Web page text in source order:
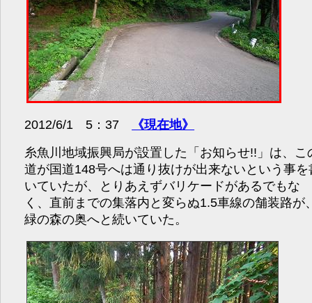
2012/6/1 5：37
《現在地》
糸魚川地域振興局が設置した「お知らせ!!」は、こ
道が国道148号へは通り抜けが出来ないという事を
いていたが、とりあえずバリケードがあるでもな
く、直前までの集落内と変らぬ1.5車線の舗装路が
緑の森の奥へと続いていた。